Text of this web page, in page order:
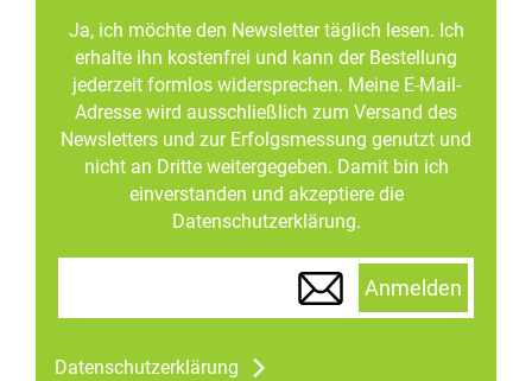
Ja, ich möchte den Newsletter täglich lesen. Ich
erhalte ihn kostenfrei und kann der Bestellung
jederzeit formlos widersprechen. Meine E-Mail-
Adresse wird ausschließlich zum Versand des
Newsletters und zur Erfolgsmessung genutzt und
nicht an Dritte weitergegeben. Damit bin ich
einverstanden und akzeptiere die
Datenschutzerklärung.
Anmelden
Datenschutzerklärung